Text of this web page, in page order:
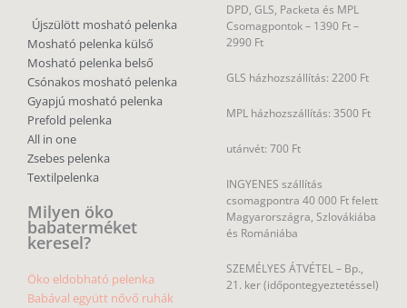
Újszülött mosható pelenka
Mosható pelenka külső
Mosható pelenka belső
Csónakos mosható pelenka
Gyapjú mosható pelenka
Prefold pelenka
All in one
Zsebes pelenka
Textilpelenka
Milyen öko
babaterméket
keresel?
Öko eldobható pelenka
Babával együtt nővő ruhák
DPD, GLS, Packeta és MPL
Csomagpontok – 1390 Ft –
2990 Ft
GLS házhozszállítás: 2200 Ft
MPL házhozszállítás: 3500 Ft
utánvét: 700 Ft
INGYENES szállítás
csomagpontra 40 000 Ft felett
Magyarországra, Szlovákiába
és Romániába
SZEMÉLYES ÁTVÉTEL – Bp.,
21. ker (időpontegyeztetéssel)